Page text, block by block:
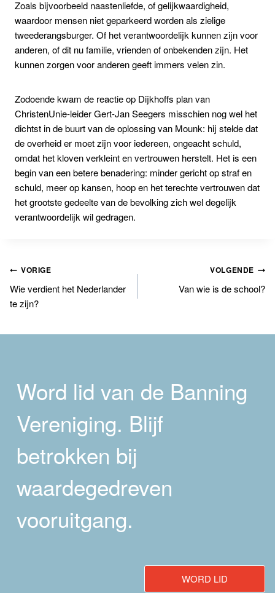
Zoals bijvoorbeeld naastenliefde, of gelijkwaardigheid,
waardoor mensen niet geparkeerd worden als zielige
tweederangsburger. Of het verantwoordelijk kunnen zijn voor
anderen, of dit nu familie, vrienden of onbekenden zijn. Het
kunnen zorgen voor anderen geeft immers velen zin.
Zodoende kwam de reactie op Dijkhoffs plan van
ChristenUnie-leider Gert-Jan Seegers misschien nog wel het
dichtst in de buurt van de oplossing van Mounk: hij stelde dat
de overheid er moet zijn voor iedereen, ongeacht schuld,
omdat het kloven verkleint en vertrouwen herstelt. Het is een
begin van een betere benadering: minder gericht op straf en
schuld, meer op kansen, hoop en het terechte vertrouwen dat
het grootste gedeelte van de bevolking zich wel degelijk
verantwoordelijk wil gedragen.
Bericht
navigatie
VORIGE
Wie verdient het Nederlander
te zijn?
VOLGENDE
Van wie is de school?
Word lid van de Banning
Vereniging. Blijf
betrokken bij
waardegedreven
vooruitgang.
WORD LID